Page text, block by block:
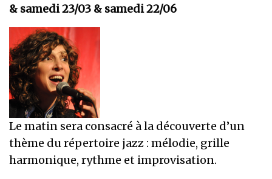
& samedi 23/03 & samedi 22/06
Le matin sera consacré à la découverte d’un
thème du répertoire jazz : mélodie, grille
harmonique, rythme et improvisation.